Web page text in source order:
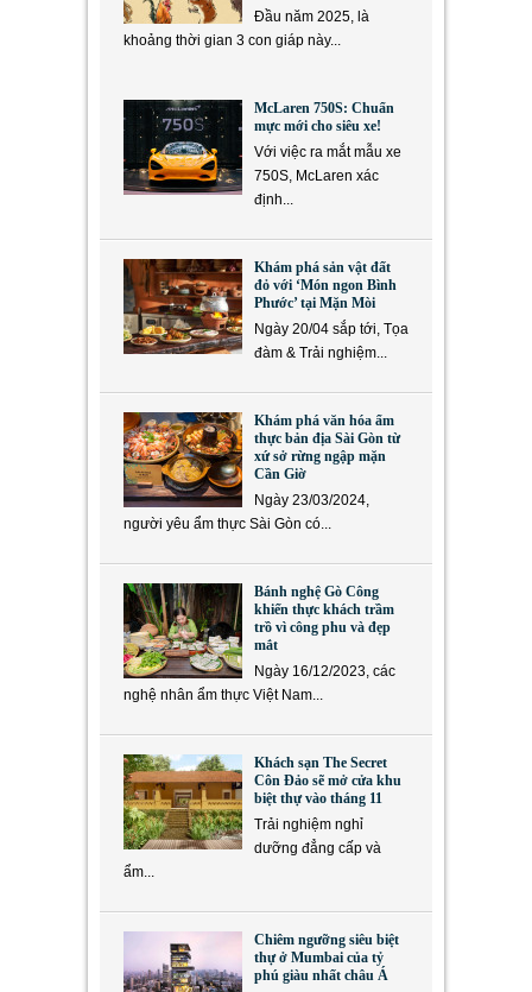
Đầu năm 2025, là
khoảng thời gian 3 con giáp này...
McLaren 750S: Chuẩn
mực mới cho siêu xe!
Với việc ra mắt mẫu xe
750S, McLaren xác
định...
Khám phá sản vật đất
đỏ với ‘Món ngon Bình
Phước’ tại Mặn Mòi
Ngày 20/04 sắp tới, Tọa
đàm & Trải nghiệm...
Khám phá văn hóa ẩm
thực bản địa Sài Gòn từ
xứ sở rừng ngập mặn
Cần Giờ
Ngày 23/03/2024,
người yêu ẩm thực Sài Gòn có...
Bánh nghệ Gò Công
khiến thực khách trầm
trồ vì công phu và đẹp
mắt
Ngày 16/12/2023, các
nghệ nhân ẩm thực Việt Nam...
Khách sạn The Secret
Côn Đảo sẽ mở cửa khu
biệt thự vào tháng 11
Trải nghiệm nghỉ
dưỡng đẳng cấp và
ẩm...
Chiêm ngưỡng siêu biệt
thự ở Mumbai của tỷ
phú giàu nhất châu Á